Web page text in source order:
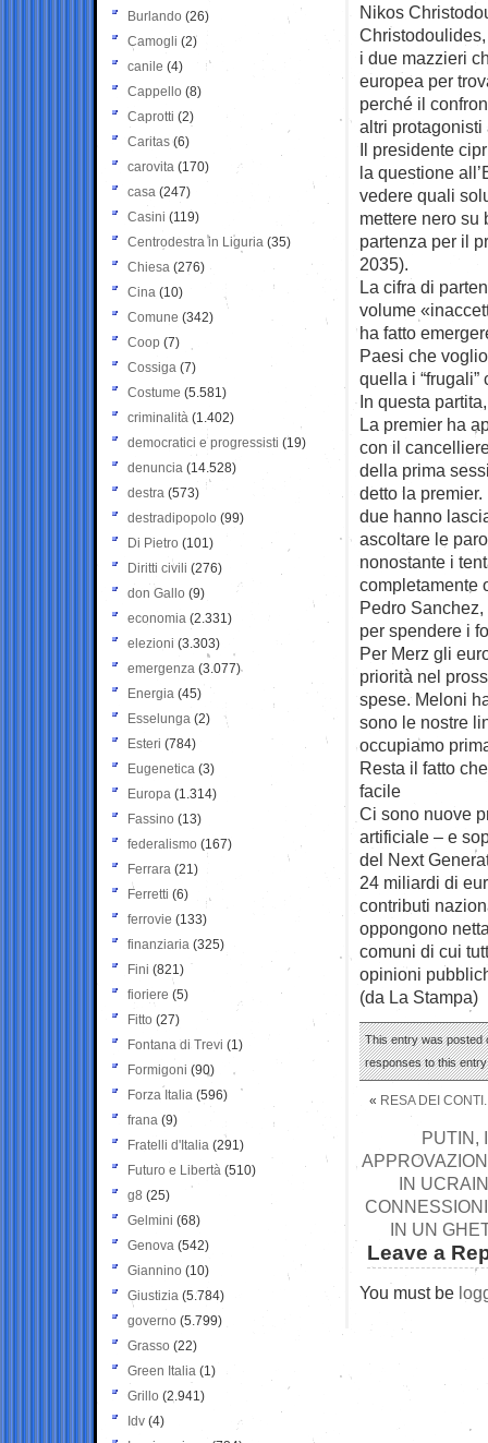
Nikos
i due mazzieri
europea per
perché il
altri
Il presidente
la questione
vedere quali
mettere nero su
partenza per il
2035).
La cifra di
volume
ha fatto
Paesi che
quella i
In questa
La premier ha
con il
della prima
detto la premier.
due hanno
ascoltare le
nonostante i
completamente
Pedro
per spendere i
Per Merz gli
priorità nel
spese. Meloni
sono le nostre
occupiamo
Resta il fatto
facile
Ci sono nuove
artificiale – e
del Next
24 miliardi di
contributi
oppongono
comuni di cui
opinioni
(da La Stampa)
This entry was posted
responses to this
« RESA DEI
PUTIN,
IN
IN UN
Leave a
You must be
Burlando (26)
Camogli (2)
canile (4)
Cappello (8)
Caprotti (2)
Caritas (6)
carovita (170)
casa (247)
Casini (119)
Centrodestra in Liguria (35)
Chiesa (276)
Cina (10)
Comune (342)
Coop (7)
Cossiga (7)
Costume (5.581)
criminalità (1.402)
democratici e progressisti (19)
denuncia (14.528)
destra (573)
destradipopolo (99)
Di Pietro (101)
Diritti civili (276)
don Gallo (9)
economia (2.331)
elezioni (3.303)
emergenza (3.077)
Energia (45)
Esselunga (2)
Esteri (784)
Eugenetica (3)
Europa (1.314)
Fassino (13)
federalismo (167)
Ferrara (21)
Ferretti (6)
ferrovie (133)
finanziaria (325)
Fini (821)
fioriere (5)
Fitto (27)
Fontana di Trevi (1)
Formigoni (90)
Forza Italia (596)
frana (9)
Fratelli d'Italia (291)
Futuro e Libertà (510)
g8 (25)
Gelmini (68)
Genova (542)
Giannino (10)
Giustizia (5.784)
governo (5.799)
Grasso (22)
Green Italia (1)
Grillo (2.941)
Idv (4)